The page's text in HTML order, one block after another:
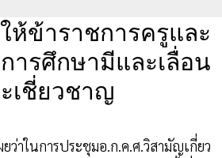
ห้ข้าราชการครูและ
ารศึกษามีและเลื่อน
เชี่ยวชาญ
ว่าในการประชุมอ.ก.ค.ศ.วิสามัญเกี่ยว